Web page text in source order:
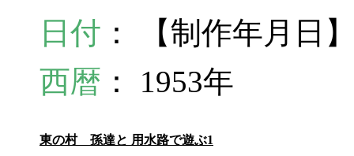
日付 ： 【制作年月日
西暦 ： 1953年
東の村 孫達と 用水路で遊ぶ1